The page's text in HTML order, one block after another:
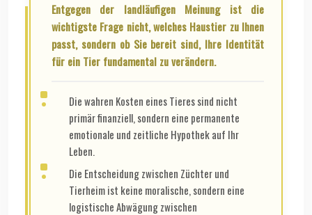
Entgegen der landläufigen Meinung ist die
wichtigste Frage nicht, welches Haustier zu Ihnen
passt, sondern ob Sie bereit sind, Ihre Identität
für ein Tier fundamental zu verändern.
Die wahren Kosten eines Tieres sind nicht
primär finanziell, sondern eine permanente
emotionale und zeitliche Hypothek auf Ihr
Leben.
Die Entscheidung zwischen Züchter und
Tierheim ist keine moralische, sondern eine
logistische Abwägung zwischen